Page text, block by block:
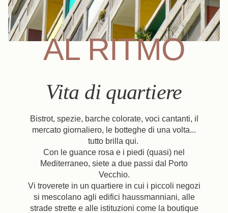
Vita di quartiere
Bistrot, spezie, barche colorate, voci cantanti, il
mercato giornaliero, le botteghe di una volta...
tutto brilla qui.
Con le guance rosa e i piedi (quasi) nel
Mediterraneo, siete a due passi dal Porto
Vecchio.
Vi troverete in un quartiere in cui i piccoli negozi
si mescolano agli edifici haussmanniani, alle
strade strette e alle istituzioni come la boutique
AL RITMO
La CasaLe Camere e le Suite
Ristorante e Bar
I Nostri Partner
L'accessoLibroContattateci
Libro
Verifica